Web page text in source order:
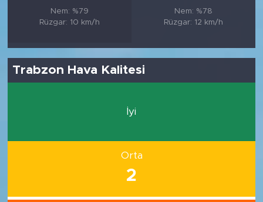
Nem: %79
Rüzgar: 10 km/h
Nem: %78
Rüzgar: 12 km/h
Trabzon Hava Kalitesi
İyi
Orta
2